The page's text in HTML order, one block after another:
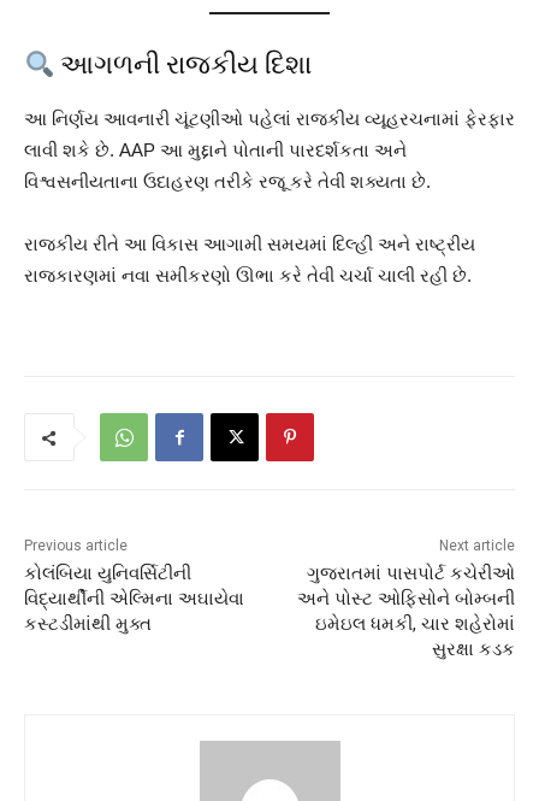
આગળની રાજકીય દિશા
આ નિર્ણય આવનારી ચૂંટણીઓ પહેલાં રાજકીય વ્યૂહરચનામાં ફેરફાર
લાવી શકે છે. AAP આ મુદ્દાને પોતાની પારદર્શકતા અને
વિશ્વસનીયતાના ઉદાહરણ તરીકે રજૂ કરે તેવી શક્યતા છે.
રાજકીય રીતે આ વિકાસ આગામી સમયમાં દિલ્હી અને રાષ્ટ્રીય
રાજકારણમાં નવા સમીકરણો ઊભા કરે તેવી ચર્ચા ચાલી રહી છે.
Previous article
કોલંબિયા યુનિવર્સિટીની
વિદ્યાર્થીની એલ્મિના અઘાયેવા
કસ્ટડીમાંથી મુક્ત
Next article
ગુજરાતમાં પાસપોર્ટ કચેરીઓ
અને પોસ્ટ ઓફિસોને બોમ્બની
ઇમેઇલ ધમકી, ચાર શહેરોમાં
સુરક્ષા કડક